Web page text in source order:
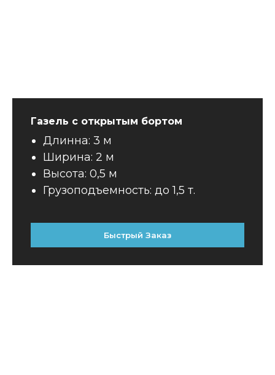
Газель с открытым бортом
Длинна: 3 м
Ширина: 2 м
Высота: 0,5 м
Грузоподъемность: до 1,5 т.
Быстрый Заказ